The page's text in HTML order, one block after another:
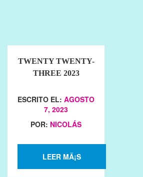
TWENTY TWENTY-
THREE 2023
ESCRITO EL: AGOSTO
7, 2023
POR: NICOLÁS
LEER MÃ¡S